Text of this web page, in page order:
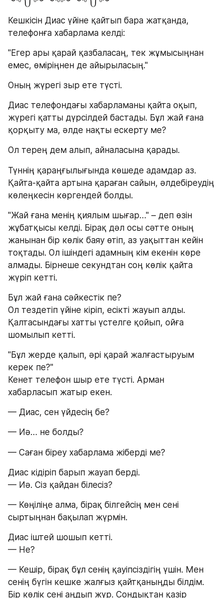
Кешкісін Диас үйіне қайтып бара жатқанда,
телефонға хабарлама келді:
"Егер ары қарай қазбаласаң, тек жұмысыңнан
емес, өміріңнен де айырыласың."
Оның жүрегі зыр ете түсті.
Диас телефондағы хабарламаны қайта оқып,
жүрегі қатты дүрсілдей бастады. Бұл жай ғана
қорқыту ма, әлде нақты ескерту ме?
Ол терең дем алып, айналасына қарады.
Түннің қараңғылығында көшеде адамдар аз.
Қайта-қайта артына қараған сайын, әлдебіреудің
көлеңкесін көргендей болды.
"Жай ғана менің қиялым шығар…" – деп өзін
жұбатқысы келді. Бірақ дәл осы сәтте оның
жанынан бір көлік баяу өтіп, аз уақыттан кейін
тоқтады. Ол ішіндегі адамның кім екенін көре
алмады. Бірнеше секундтан соң көлік қайта
жүріп кетті.
Бұл жай ғана сәйкестік пе?
Ол тездетіп үйіне кіріп, есікті жауып алды.
Қалтасындағы хатты үстелге қойып, ойға
шомылып кетті.
"Бұл жерде қалып, әрі қарай жалғастыруым
керек пе?"
Кенет телефон шыр ете түсті. Арман
хабарласып жатыр екен.
— Диас, сен үйдесің бе?
— Иә… не болды?
— Саған біреу хабарлама жіберді ме?
Диас кідіріп барып жауап берді.
— Иә. Сіз қайдан білесіз?
— Көңіліңе алма, бірақ білгейсің мен сені
сыртыңнан бақылап жүрмін.
Диас іштей шошып кетті.
— Не?
— Кешір, бірақ бұл сенің қауіпсіздігің үшін. Мен
сенің бүгін кешке жалғыз қайтқаныңды білдім.
Бір көлік сені аңдып жүр. Сондықтан қазір